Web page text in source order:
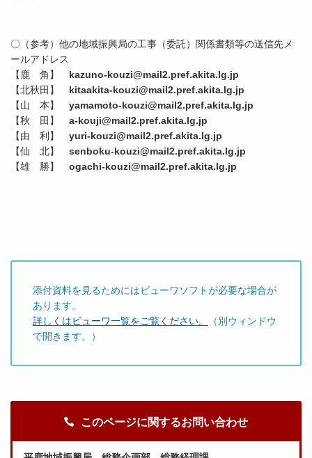
〇（参考）他の地域振興局の工事（委託）関係書類等の送信先メ
ールアドレス
【鹿 角】 kazuno-kouzi@mail2.pref.akita.lg.jp
【北秋田】 kitaakita-kouzi@mail2.pref.akita.lg.jp
【山 本】 yamamoto-kouzi@mail2.pref.akita.lg.jp
【秋 田】 a-kouji@mail2.pref.akita.lg.jp
【由 利】 yuri-kouzi@mail2.pref.akita.lg.jp
【仙 北】 senboku-kouzi@mail2.pref.akita.lg.jp
【雄 勝】 ogachi-kouzi@mail2.pref.akita.lg.jp
添付資料を見るためにはビューワソフトが必要な場合が
あります。
詳しくはビューワ一覧をご覧ください。
（別ウィンドウ
で開きます。）
このページに関するお問い合わせ